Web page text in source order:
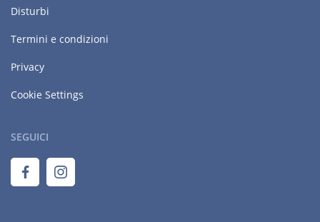
Disturbi
Termini e condizioni
Privacy
Cookie Settings
SEGUICI